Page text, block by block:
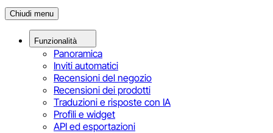
Chiudi menu
Funzionalità
Panoramica
Inviti automatici
Recensioni del negozio
Recensioni dei prodotti
Traduzioni e risposte con IA
Profili e widget
API ed esportazioni